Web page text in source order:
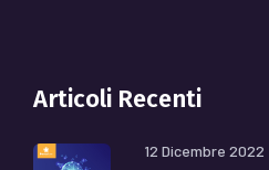
Articoli Recenti
12 Dicembre 2022